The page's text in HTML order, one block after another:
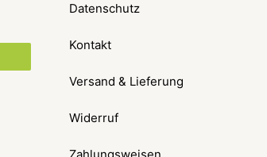
Datenschutz
Kontakt
Versand & Lieferung
Widerruf